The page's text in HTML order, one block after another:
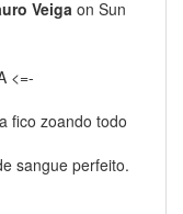
Veigaon Sun
<=-
fico zoando todo
sangue perfeito.